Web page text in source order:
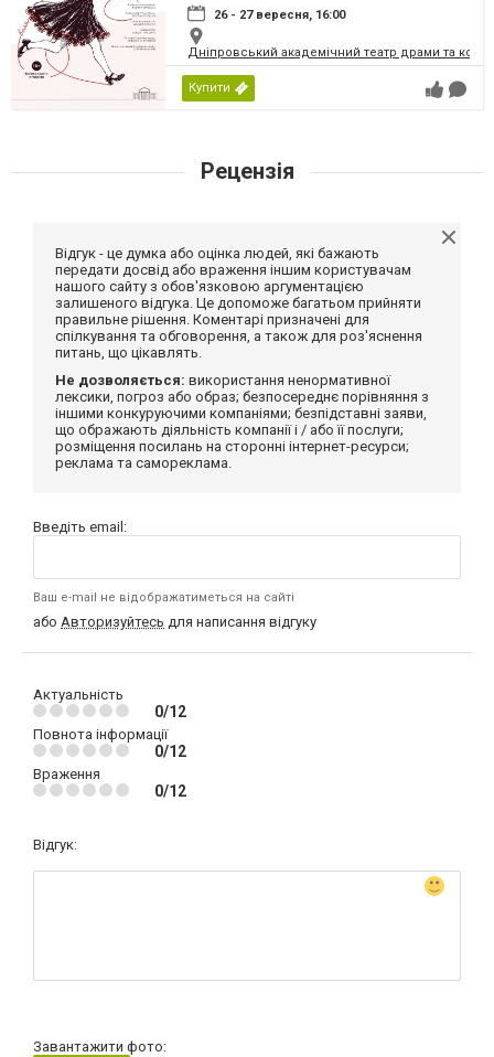
26 - 27 вересня, 16:00
Дніпровський академічний театр драми та
Купити
Рецензія
Відгук - це думка або оцінка людей, які бажають
передати досвід або враження іншим користувачам
нашого сайту з обов'язковою аргументацією
залишеного відгука. Це допоможе багатьом прийняти
правильне рішення. Коментарі призначені для
спілкування та обговорення, а також для роз'яснення
питань, що цікавлять.
Не дозволяється: використання ненормативної
лексики, погроз або образ; безпосереднє порівняння з
іншими конкуруючими компаніями; безпідставні заяви,
що ображають діяльність компанії і / або її послуги;
розміщення посилань на сторонні інтернет-ресурси;
реклама та самореклама.
Введіть email:
Ваш e-mail не відображатиметься на сайті
або Авторизуйтесь для написання відгуку
Актуальність
0/12
Повнота інформації
0/12
Враження
0/12
Відгук:
Завантажити фото: